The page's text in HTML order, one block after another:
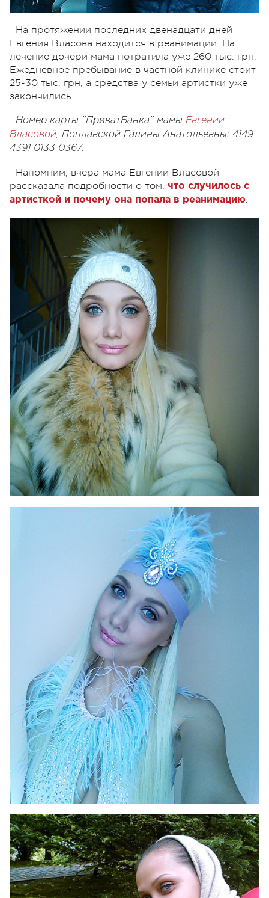
На протяжении последних двенадцати дней
Евгения Власова находится в реанимации. На
лечение дочери мама потратила уже 260 тыс. грн.
Ежедневное пребывание в частной клинике стоит
25-30 тыс. грн, а средства у семьи артистки уже
закончились.
Номер карты "ПриватБанка" мамы Евгении
Власовой , Поплавской Галины Анатольевны: 4149
4391 0133 0367.
Напомним, вчера мама Евгении Власовой
рассказала подробности о том, что случилось с
артисткой и почему она попала в реанимацию.